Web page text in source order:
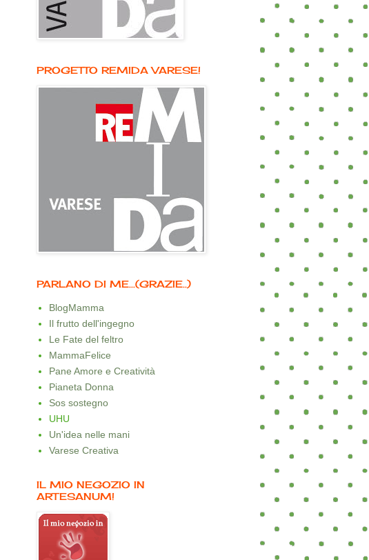
PROGETTO REMIDA VARESE!
PARLANO DI ME...(GRAZIE..)
BlogMamma
Il frutto dell'ingegno
Le Fate del feltro
MammaFelice
Pane Amore e Creatività
Pianeta Donna
Sos sostegno
UHU
Un'idea nelle mani
Varese Creativa
IL MIO NEGOZIO IN
ARTESANUM!